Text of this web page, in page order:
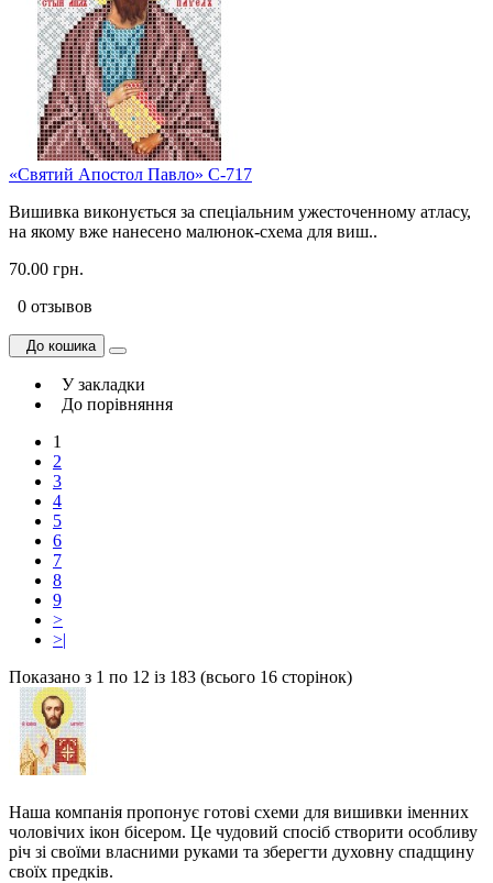
«Святий Апостол Павло» C-717
Вишивка виконується за спеціальним ужесточенному атласу,
на якому вже нанесено малюнок-схема для виш..
70.00 грн.
0 отзывов
До кошика
У закладки
До порівняння
1
2
3
4
5
6
7
8
9
>
>|
Показано з 1 по 12 із 183 (всього 16 сторінок)
Наша компанія пропонує готові схеми для вишивки іменних
чоловічих ікон бісером. Це чудовий спосіб створити особливу
річ зі своїми власними руками та зберегти духовну спадщину
своїх предків.